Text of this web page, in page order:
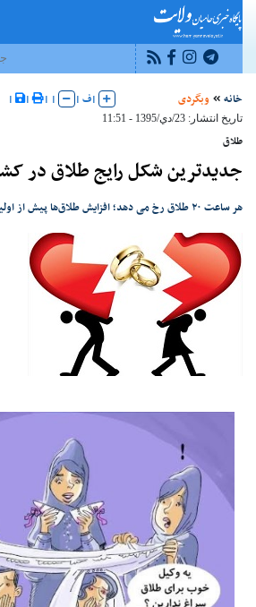
خانه وبگردی |ف |
|
|
|
|
تاریخ انتشار: 23/دي/1395 - 11:51
طلاق
جدیدترین شکل رایج طلاق در
هر ساعت ۲۰ طلاق رخ می دهد؛ افزایش طلاق‌ها پیش از اولین سالگرد ازدواج!